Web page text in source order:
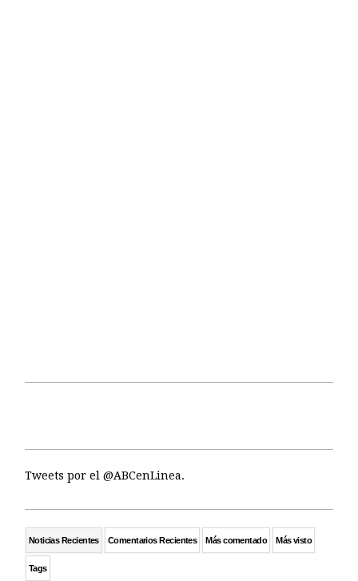
Tweets por el @ABCenLinea.
Noticias Recientes Comentarios Recientes Más comentado Más visto
Tags